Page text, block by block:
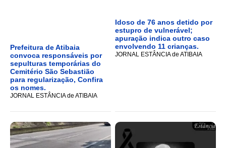
Prefeitura de Atibaia
convoca responsáveis por
sepulturas temporárias do
Cemitério São Sebastião
para regularização, Confira
os nomes.
JORNAL ESTÂNCIA de ATIBAIA
Idoso de 76 anos detido por
estupro de vulnerável;
apuração indica outro caso
envolvendo 11 crianças.
JORNAL ESTÂNCIA de ATIBAIA